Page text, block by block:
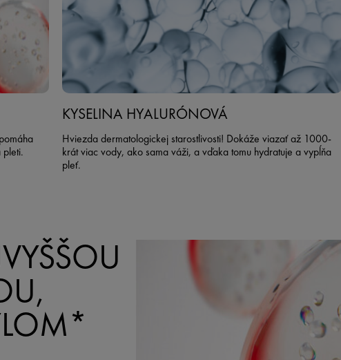
pleti.
KYSELINA HYALURÓNOVÁ
Hviezda dermatologickej starostlivosti! Dokáže viazať až 1000-
krát viac vody, ako sama váži, a vďaka tomu hydratuje a vypĺňa
pleť.